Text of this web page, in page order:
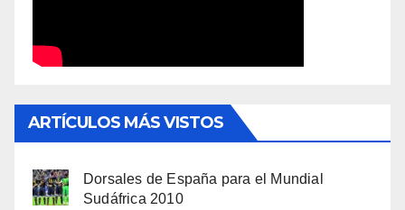
ARTÍCULOS MÁS VISTOS
Dorsales de España para el Mundial
Sudáfrica 2010